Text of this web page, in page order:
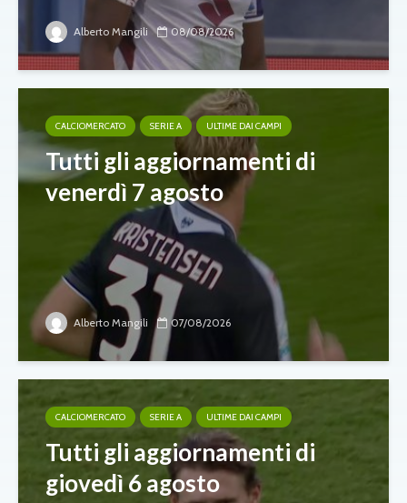
Alberto Mangili 08/08/2026
CALCIOMERCATO SERIE A ULTIME DAI CAMPI
Tutti gli aggiornamenti di
venerdì 7 agosto
Alberto Mangili 07/08/2026
CALCIOMERCATO SERIE A ULTIME DAI CAMPI
Tutti gli aggiornamenti di
giovedì 6 agosto